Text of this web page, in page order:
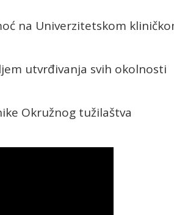
na Univerzitetskom
utvrđivanja svih okolnosti
Okružnog tužilaštva